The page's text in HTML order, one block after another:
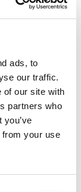
ads, to
our traffic.
of our site with
partners who
from your use